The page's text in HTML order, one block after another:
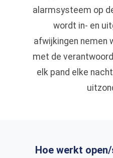
alarmsysteem op
wordt in- en
afwijkingen nemen
met de
elk pand elke
Hoe werkt